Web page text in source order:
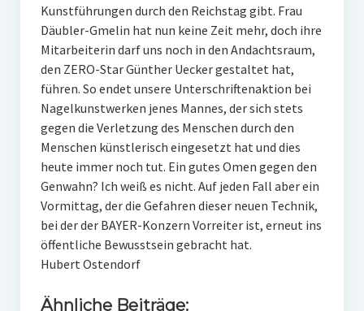
Kunstführungen durch den Reichstag gibt. Frau
Däubler-Gmelin hat nun keine Zeit mehr, doch ihre
Mitarbeiterin darf uns noch in den Andachtsraum,
den ZERO-Star Günther Uecker gestaltet hat,
führen. So endet unsere Unterschriftenaktion bei
Nagelkunstwerken jenes Mannes, der sich stets
gegen die Verletzung des Menschen durch den
Menschen künstlerisch eingesetzt hat und dies
heute immer noch tut. Ein gutes Omen gegen den
Genwahn? Ich weiß es nicht. Auf jeden Fall aber ein
Vormittag, der die Gefahren dieser neuen Technik,
bei der der BAYER-Konzern Vorreiter ist, erneut ins
öffentliche Bewusstsein gebracht hat.
Hubert Ostendorf
Ähnliche Beiträge: